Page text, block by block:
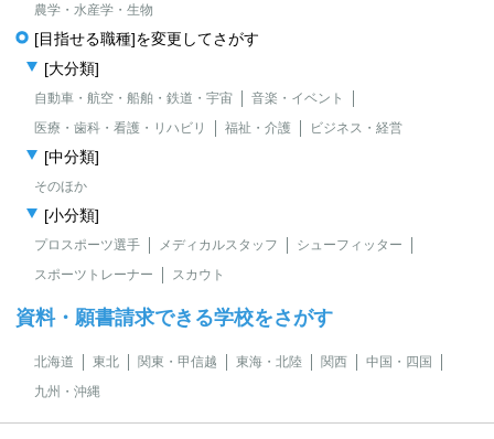
農学・水産学・生物
[目指せる職種]を変更してさがす
[大分類]
自動車・航空・船舶・鉄道・宇宙
音楽・イベント
医療・歯科・看護・リハビリ
福祉・介護 ビジネス・経営
[中分類]
そのほか
[小分類]
プロスポーツ選手 メディカルスタッフ
シューフィッター
スポーツトレーナー
スカウト
資料・願書請求できる学校をさがす
北海道 東北 関東・甲信越 東海・北陸 関西
中国・四国
九州・沖縄